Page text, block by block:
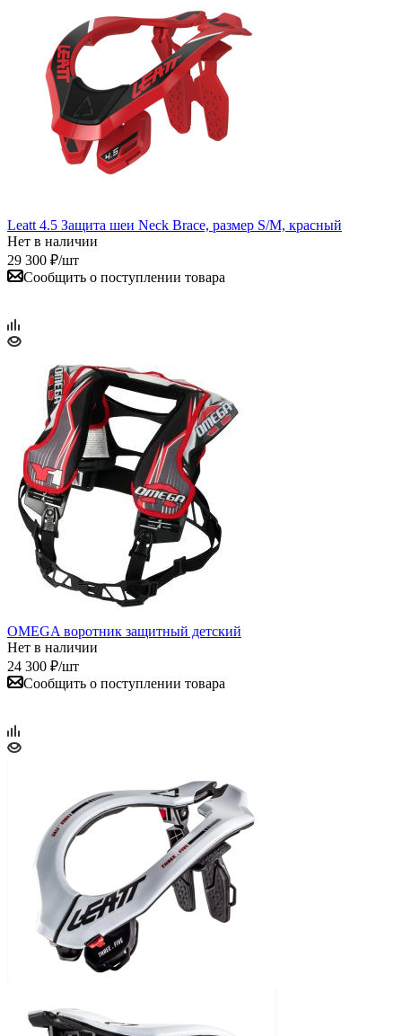
Leatt 4.5 Защита шеи Neck Brace, размер S/M, красный
Нет в наличии
29 300 ₽/шт
Сообщить о поступлении товара
OMEGA воротник защитный детский
Нет в наличии
24 300 ₽/шт
Сообщить о поступлении товара